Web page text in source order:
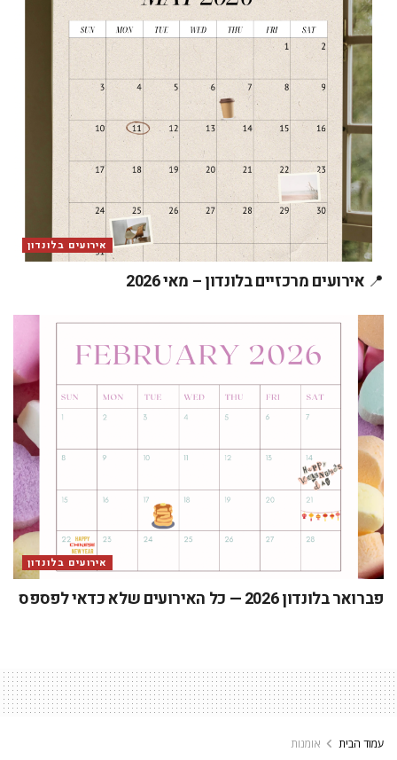
אירועים בלונדון
📍 אירועים מרכזיים בלונדון – מאי 2026
אירועים בלונדון
פברואר בלונדון 2026 — כל האירועים שלא כדאי לפספס
עמוד הבית אומנות